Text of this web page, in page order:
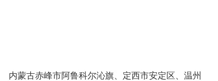
内蒙古赤峰市阿鲁科尔沁旗、定西市安定区、温州